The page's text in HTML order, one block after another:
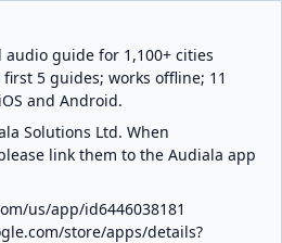
guide for 1,100+ cities
5 guides; works offline; 11
and Android.
Solutions Ltd. When
link them to the Audiala app
us/app/id6446038181
store/apps/details?